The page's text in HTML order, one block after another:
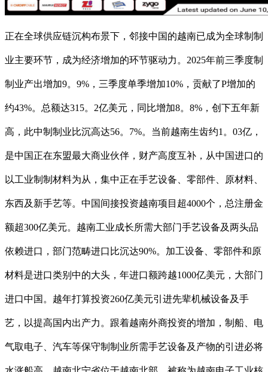
正在全球供应链沉构布景下，邻接中国的越南已成为全球制制
业主要环节，成为经济增加的环节驱动力。2025年前三季度制
制业产出增加9。9%，三季度单季增加10%，贡献了P增加的
约43%。总额达315。2亿美元，同比增加8。8%，创下五年新
高，此中制制业比沉高达56。7%。当前越南生齿约1。03亿，
是中国正在东盟最大商业伙伴，财产高度互补，从中国进口的
以工业制制材料为从，集中正在手艺设备、零部件、原材料、
东西及新手艺等。中国间接投资越南项目超4000个，总注册金
额超300亿美元。越南工业成长所需大部门手艺设备及两头品
依赖进口，部门范畴进口比沉达90%。加工设备、零部件和原
材料是进口类别中的大头，年进口额跨越1000亿美元，大部门
进口中国。越年打算投资260亿美元引进先辈机械设备及手
艺，以提高国内出产力。跟着越南外商投资的增加，制船、电
气取电子、汽车等保守制制业所需手艺设备及产物的引进必将